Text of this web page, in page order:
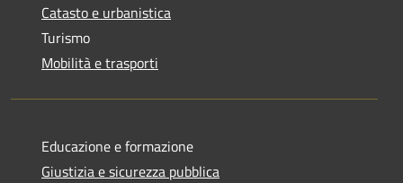
Catasto e urbanistica
Turismo
Mobilità e trasporti
Educazione e formazione
Giustizia e sicurezza pubblica